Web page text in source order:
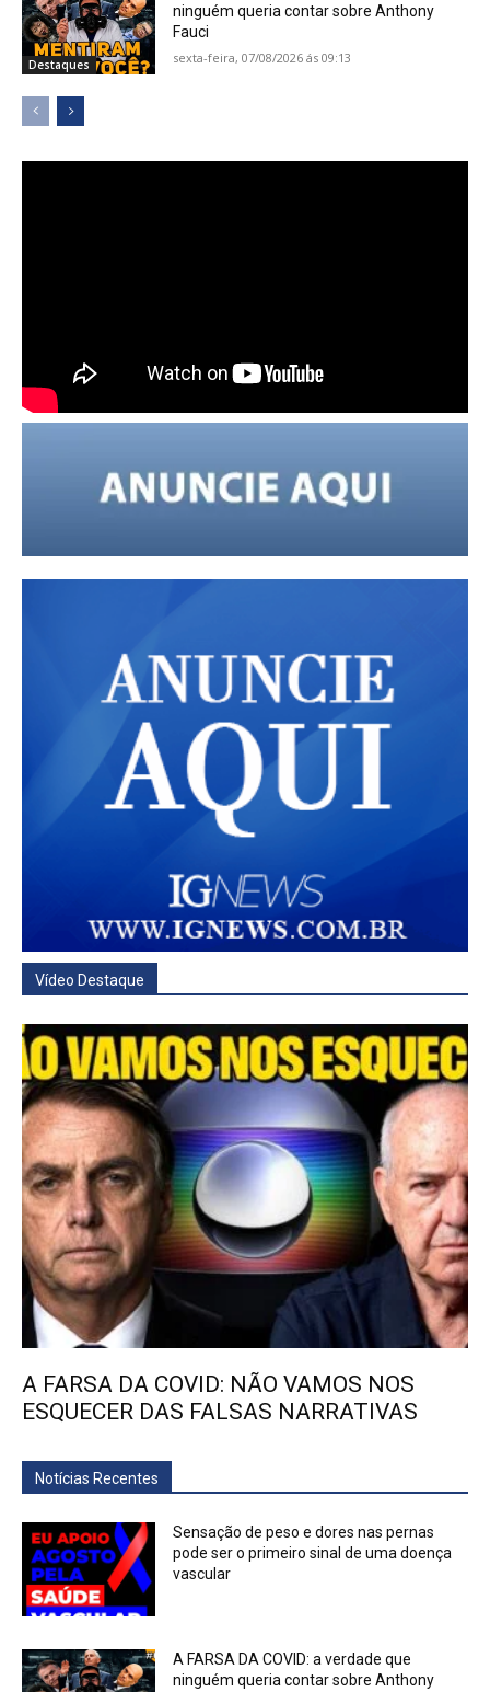
Destaques
ninguém queria contar sobre Anthony
Fauci
sexta-feira, 07/08/2026 ás 09:13
Vídeo Destaque
A FARSA DA COVID: NÃO VAMOS NOS
ESQUECER DAS FALSAS NARRATIVAS
Notícias Recentes
Sensação de peso e dores nas pernas
pode ser o primeiro sinal de uma doença
vascular
A FARSA DA COVID: a verdade que
ninguém queria contar sobre Anthony